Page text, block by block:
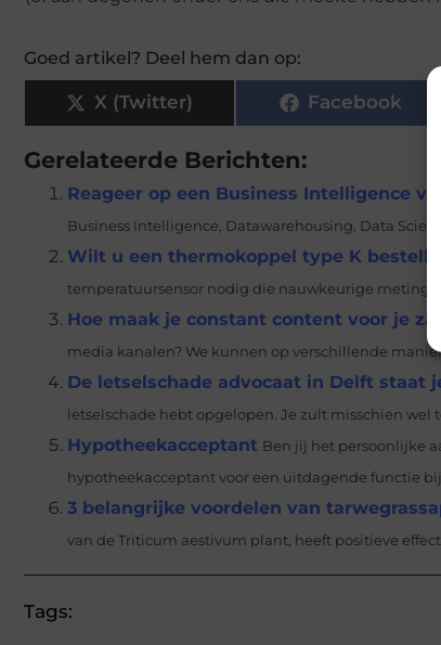
Goed artikel? Deel hem dan op:
X (Twitter) Facebook
Gerelateerde Berichten:
Reageer op een Business Intelligence
Business Intelligence, Datawarehousing, Data
Wilt u een thermokoppel type K
temperatuursensor nodig die nauwkeurige
Hoe maak je constant content voor je
media kanalen? We kunnen op verschillende
De letselschade advocaat in Delft staat
letselschade hebt opgelopen. Je zult misschien wel
Hypotheekacceptant Ben jij het persoonlijke
hypotheekacceptant voor een uitdagende functie
3 belangrijke voordelen van
van de Triticum aestivum plant, heeft positieve
Tags: